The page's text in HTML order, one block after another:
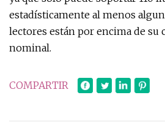
estadísticamente al menos
lectores están por encima de su
nominal.
COMPARTIR